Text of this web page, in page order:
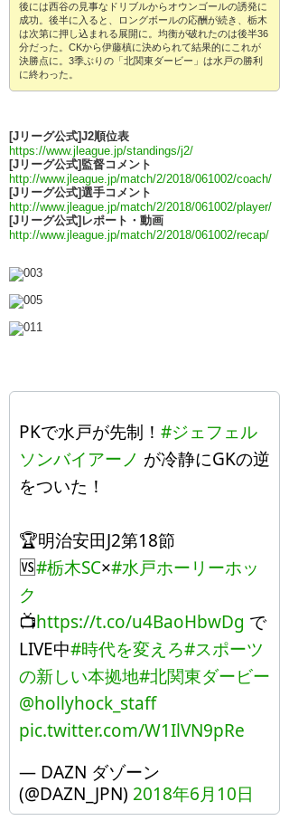
後には西谷の見事なドリブルからオウンゴールの誘発に
成功。後半に入ると、ロングボールの応酬が続き、栃木
は次第に押し込まれる展開に。均衡が破れたのは後半36
分だった。CKから伊藤槙に決められて結果的にこれが
決勝点に。3季ぶりの「北関東ダービー」は水戸の勝利
に終わった。
[Jリーグ公式]J2順位表
https://www.jleague.jp/standings/j2/
[Jリーグ公式]監督コメント
http://www.jleague.jp/match/2/2018/061002/coach/
[Jリーグ公式]選手コメント
http://www.jleague.jp/match/2/2018/061002/player/
[Jリーグ公式]レポート・動画
http://www.jleague.jp/match/2/2018/061002/recap/
PKで水戸が先制！ #ジェフェル
ソンバイアーノ が冷静にGKの逆
をついた！
🏆明治安田J2第18節
🆚#栃木SC×#水戸ホーリーホッ
ク
📺https://t.co/u4BaoHbwDg で
LIVE中#時代を変えろ#スポーツ
の新しい本拠地#北関東ダービー
@hollyhock_staff
pic.twitter.com/W1IlVN9pRe
— DAZN ダゾーン
(@DAZN_JPN) 2018年6月10日